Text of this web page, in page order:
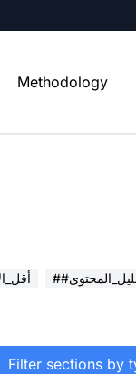
Methodology
Filter sections by